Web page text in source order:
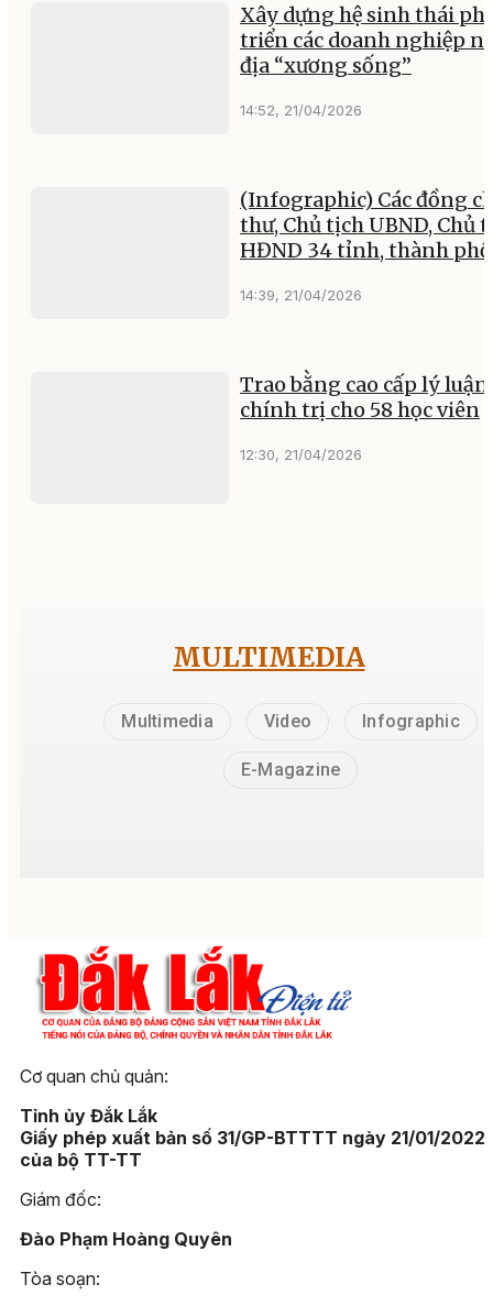
Xây dựng hệ sinh thái
triển các doanh nghiệp
địa “xương sống”
14:52, 21/04/2026
(Infographic) Các đồng
thư, Chủ tịch UBND, Chủ
HĐND 34 tỉnh, thành phố
14:39, 21/04/2026
Trao bằng cao cấp lý luận
chính trị cho 58 học viên
12:30, 21/04/2026
MULTIMEDIA
Multimedia Video Infographic
E-Magazine
Cơ quan chủ quản:
Tỉnh ủy Đắk Lắk
Giấy phép xuất bản số 31/GP-BTTTT ngày 21/01/2022
của bộ TT-TT
Giám đốc:
Đào Phạm Hoàng Quyên
Tòa soạn: